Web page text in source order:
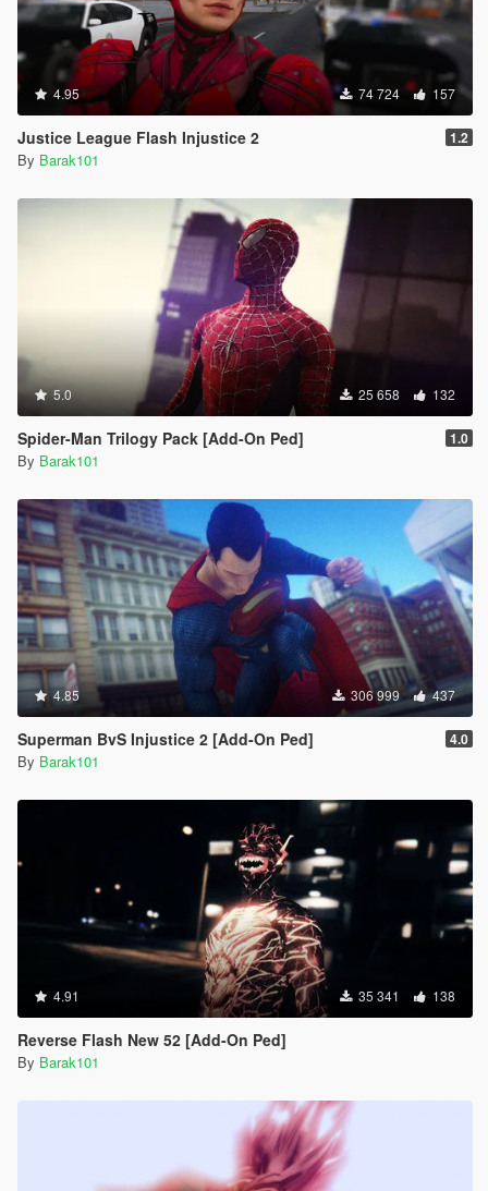
4.95 74 724 157
Justice League Flash Injustice 2 1.2
By Barak101
5.0 25 658 132
Spider-Man Trilogy Pack [Add-On Ped] 1.0
By Barak101
4.85 306 999 437
Superman BvS Injustice 2 [Add-On Ped] 4.0
By Barak101
4.91 35 341 138
Reverse Flash New 52 [Add-On Ped]
By Barak101